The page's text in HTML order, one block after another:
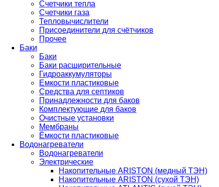
Счетчики тепла
Счетчики газа
Тепловычислители
Присоединители для счётчиков
Прочее
Баки
Баки
Баки расширительные
Гидроаккумуляторы
Емкости пластиковые
Средства для септиков
Принадлежности для баков
Комплектующие для баков
Очистные установки
Мембраны
Ёмкости пластиковые
Водонагреватели
Водонагреватели
Электрические
Накопительные ARISTON (медный ТЭН)
Накопительные ARISTON (сухой ТЭН)